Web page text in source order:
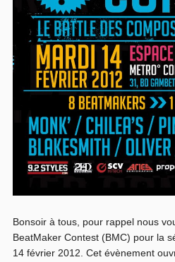
Bonsoir à tous, pour rappel nous
BeatMaker Contest (BMC) pour la
14 février 2012. Cet évènement